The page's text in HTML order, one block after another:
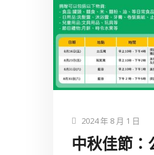
2024 年 8 月 1 日
中秋佳節